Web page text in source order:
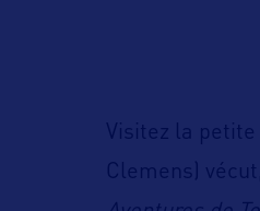
Visitez la
Clemens)